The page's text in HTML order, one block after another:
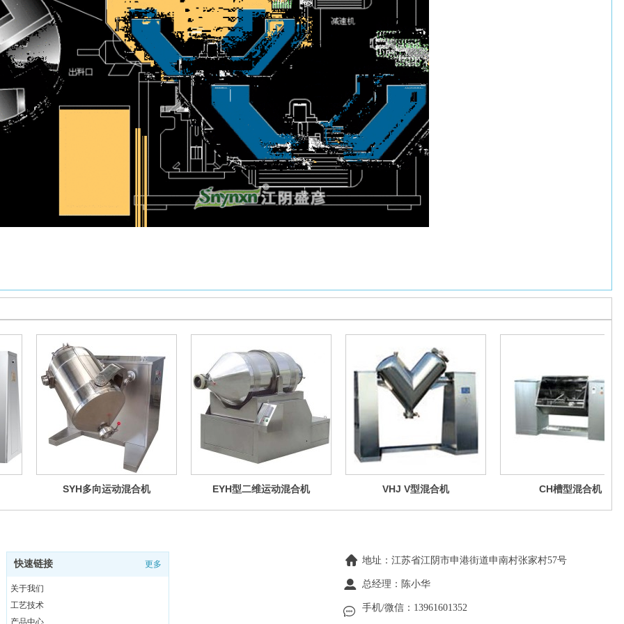
SYH多向运动混合机 EYH型二维运动混合机 VHJ V型混合机 CH槽型混合机
快速链接 更多
关于我们
工艺技术
产品中心
地址：江苏省江阴市申港街道申南村张家村57号
总经理：陈小华
手机/微信：13961601352